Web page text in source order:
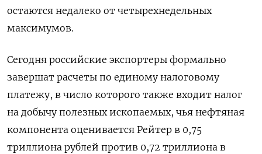
остаются недалеко от четырехнедельных
максимумов.
Сегодня российские экспортеры формально
завершат расчеты по единому налоговому
платежу, в число которого также входит налог
на добычу полезных ископаемых, чья нефтяная
компонента оценивается Рейтер в 0,75
триллиона рублей против 0,72 триллиона в